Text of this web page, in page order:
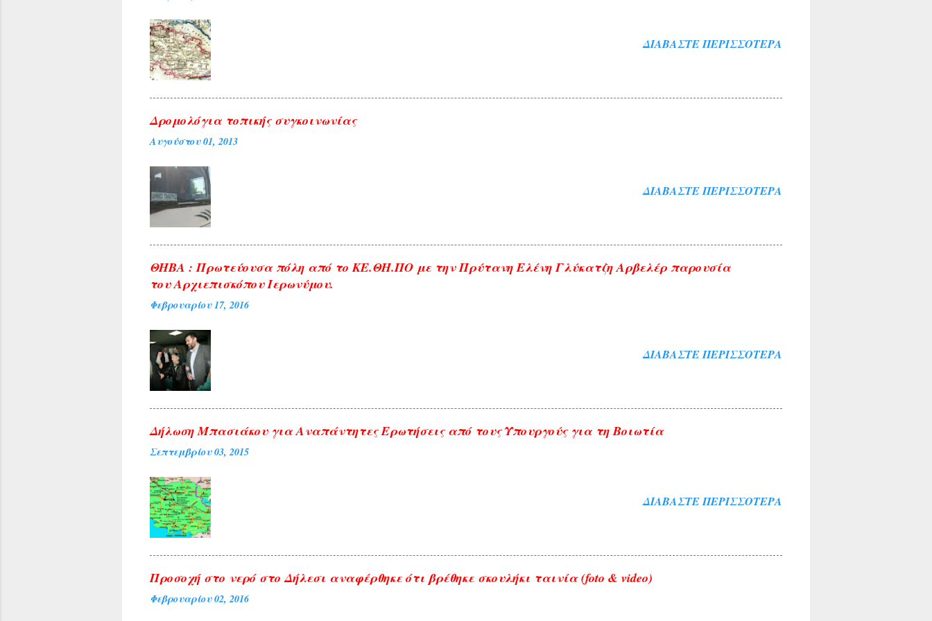
ΔΙΑΒΆΣΤΕ ΠΕΡΙΣΣΌΤΕΡΑ
Δρομολόγια τοπικής συγκοινωνίας
Αυγούστου 01, 2013
ΔΙΑΒΆΣΤΕ ΠΕΡΙΣΣΌΤΕΡΑ
ΘΗΒΑ : Πρωτεύουσα πόλη από το ΚΕ.ΘΗ.ΠΟ με την Πρύτανη Ελένη Γλύκατζη Αρβελέρ παρουσία
του Αρχιεπισκόπου Ιερωνύμου.
Φεβρουαρίου 17, 2016
ΔΙΑΒΆΣΤΕ ΠΕΡΙΣΣΌΤΕΡΑ
Δήλωση Μπασιάκου για Αναπάντητες Ερωτήσεις από τους Υπουργούς για τη Βοιωτία
Σεπτεμβρίου 03, 2015
ΔΙΑΒΆΣΤΕ ΠΕΡΙΣΣΌΤΕΡΑ
Προσοχή στο νερό στο Δήλεσι αναφέρθηκε ότι βρέθηκε σκουλήκι ταινία (foto & video)
Φεβρουαρίου 02, 2016